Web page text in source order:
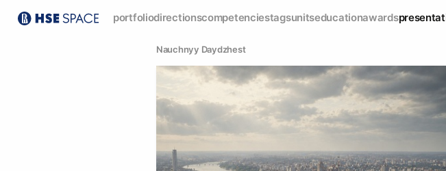
portfoliodirectionscompetenciestagsunitseducationawards
Nauchnyy Daydzhest